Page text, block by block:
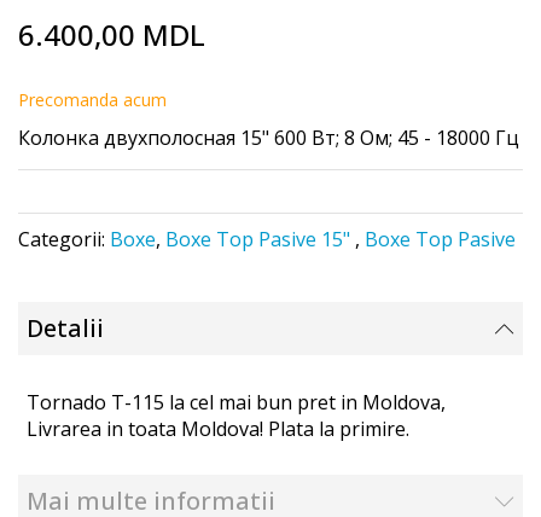
to
beginning
of
the
images
6.400,00 MDL
Precomanda acum
Колонка двухполосная 15" 600 Вт; 8 Ом; 45 - 18000 Гц
Categorii: Boxe, Boxe Top Pasive 15" , Boxe Top Pasive
Detalii
Tornado T-115 la cel mai bun pret in Moldova,
Livrarea in toata Moldova! Plata la primire.
Mai multe informatii